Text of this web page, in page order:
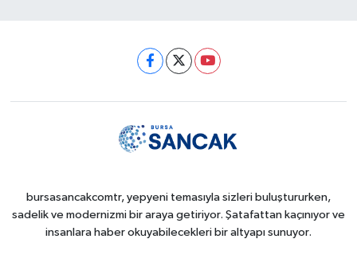
bursasancakcomtr, yepyeni temasıyla sizleri buluştururken,
sadelik ve modernizmi bir araya getiriyor. Şatafattan kaçınıyor ve
insanlara haber okuyabilecekleri bir altyapı sunuyor.